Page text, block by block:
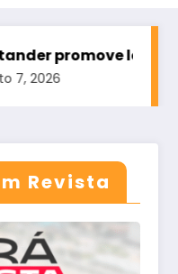
leilão com 196
Revista